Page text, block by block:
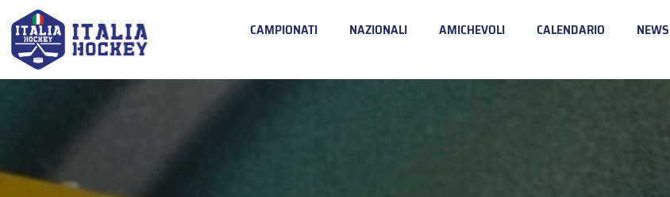
CAMPIONATI NAZIONALI AMICHEVOLI CALENDARIO NEWS